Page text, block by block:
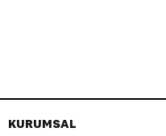
KURUMSAL